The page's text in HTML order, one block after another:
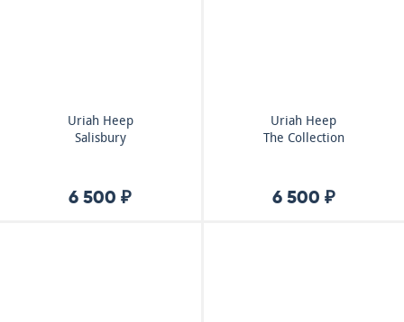
Uriah Heep
Salisbury
6 500 ₽
Uriah Heep
The Collection
6 500 ₽